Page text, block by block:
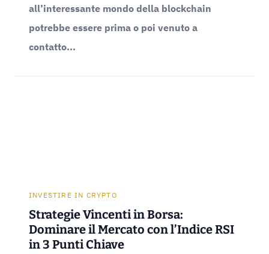
all’interessante mondo della blockchain
potrebbe essere prima o poi venuto a
contatto...
INVESTIRE IN CRYPTO
Strategie Vincenti in Borsa:
Dominare il Mercato con l’Indice RSI
in 3 Punti Chiave